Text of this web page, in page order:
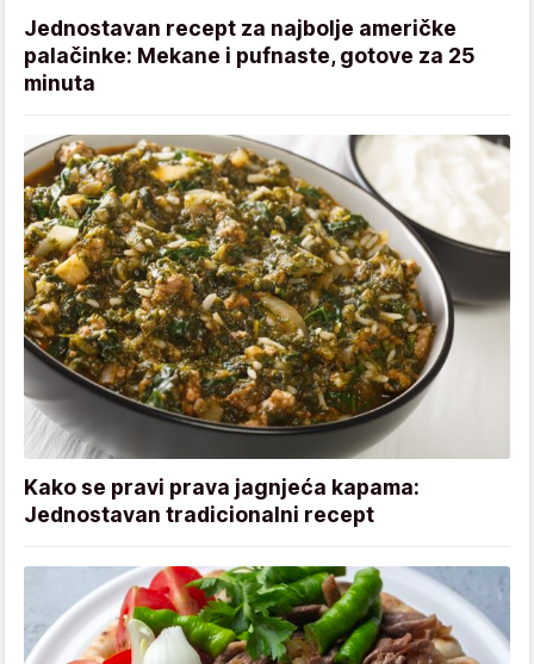
Jednostavan recept za najbolje američke
palačinke: Mekane i pufnaste, gotove za 25
minuta
Kako se pravi prava jagnjeća kapama:
Jednostavan tradicionalni recept